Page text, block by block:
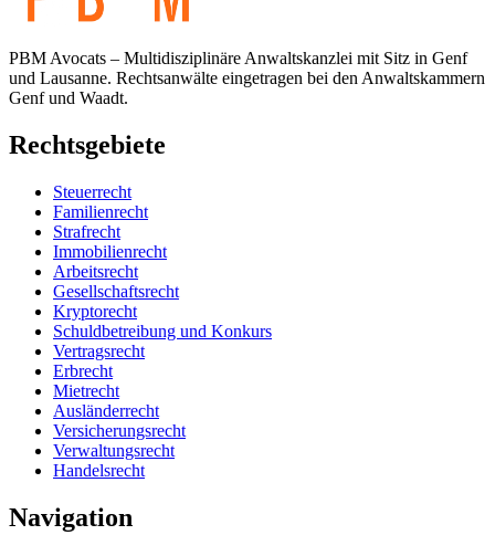
PBM Avocats – Multidisziplinäre Anwaltskanzlei mit Sitz in Genf
und Lausanne. Rechtsanwälte eingetragen bei den Anwaltskammern
Genf und Waadt.
Rechtsgebiete
Steuerrecht
Familienrecht
Strafrecht
Immobilienrecht
Arbeitsrecht
Gesellschaftsrecht
Kryptorecht
Schuldbetreibung und Konkurs
Vertragsrecht
Erbrecht
Mietrecht
Ausländerrecht
Versicherungsrecht
Verwaltungsrecht
Handelsrecht
Navigation